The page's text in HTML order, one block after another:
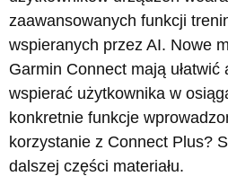
zaawansowanych funkcji
wspieranych przez AI. Nowe
Garmin Connect mają ułatwić
wspierać użytkownika w
konkretnie funkcje
korzystanie z Connect Plus?
dalszej części materiału.